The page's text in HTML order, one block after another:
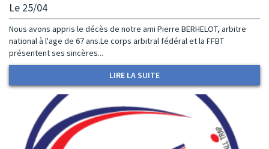
Le 25/04
Nous avons appris le décès de notre ami Pierre BERHELOT, arbitre
national à l'age de 67 ans.Le corps arbitral fédéral et la FFBT
présentent ses sincères...
LIRE LA SUITE